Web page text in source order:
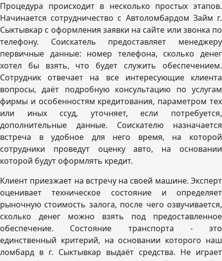
Процедура происходит в несколько простых этапов.
Начинается сотрудничество с Автоломбардом Займ г.
Сыктывкар с оформления заявки на сайте или звонка по
телефону. Соискатель предоставляет менеджеру
первичные данные: номер телефона, сколько денег
хотел бы взять, что будет служить обеспечением.
Сотрудник отвечает на все интересующие клиента
вопросы, даёт подробную консультацию по услугам
фирмы и особенностям кредитования, параметром тех
или иных ссуд, уточняет, если потребуется,
дополнительные данные. Соискателю назначается
встреча в удобное для него время, на которой
сотрудники проведут оценку авто, на основании
которой будут оформлять кредит.
Клиент приезжает на встречу на своей машине. Эксперт
оценивает техническое состояние и определяет
рыночную стоимость залога, после чего озвучивается,
сколько денег можно взять под предоставленное
обеспечение. Состояние транспорта - это
единственный критерий, на основании которого наш
ломбард в г. Сыктывкар выдаёт средства. Не играет